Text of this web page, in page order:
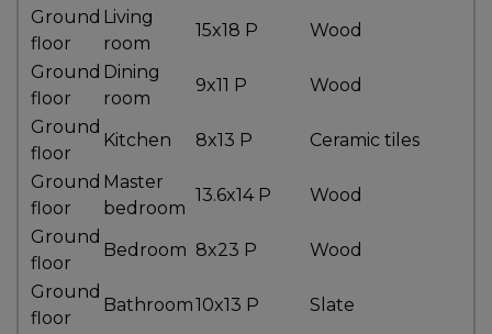
VENDRE
besoins
Évaluation
en
ligne
Avec
Ground
floor
Living
room
15x18 P
Wood
Ground
floor
Dining
room
9x11 P
Wood
Ground
floor
Kitchen 8x13 P
Ceramic tiles
Ground
floor
Master
bedroom
13.6x14 P
Wood
Ground
floor
Bedroom 8x23 P
Wood
Ground
floor
Bathroom10x13 P
Slate